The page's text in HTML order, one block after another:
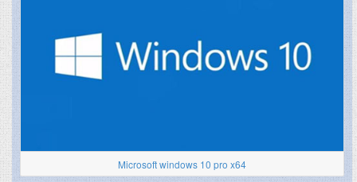
Microsoft windows 10 pro x64